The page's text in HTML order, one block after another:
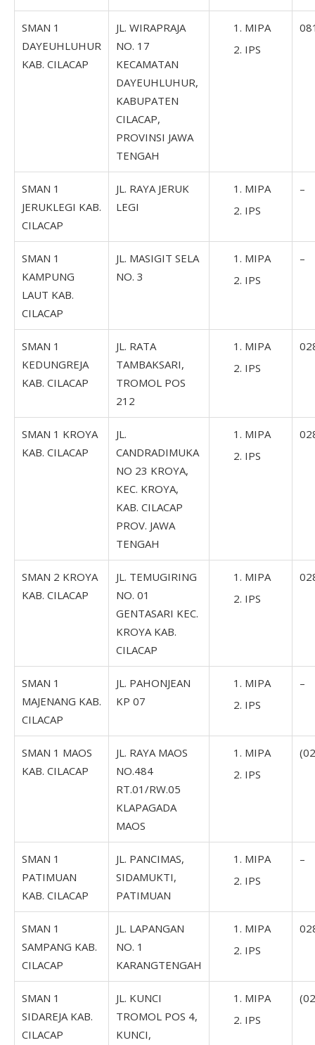
SMAN 1
DAYEUHLUHUR
KAB. CILACAP
JL. WIRAPRAJA
NO. 17
KECAMATAN
DAYEUHLUHUR,
KABUPATEN
CILACAP,
PROVINSI JAWA
TENGAH
MIPA
IPS
SMAN 1
JERUKLEGI KAB.
CILACAP
JL. RAYA JERUK
LEGI
MIPA
IPS
–
SMAN 1
KAMPUNG
LAUT KAB.
CILACAP
JL. MASIGIT SELA
NO. 3
MIPA
IPS
–
SMAN 1
KEDUNGREJA
KAB. CILACAP
JL. RATA
TAMBAKSARI,
TROMOL POS
212
MIPA
IPS
SMAN 1 KROYA
KAB. CILACAP
JL.
CANDRADIMUKA
NO 23 KROYA,
KEC. KROYA,
KAB. CILACAP
PROV. JAWA
TENGAH
MIPA
IPS
SMAN 2 KROYA
KAB. CILACAP
JL. TEMUGIRING
NO. 01
GENTASARI KEC.
KROYA KAB.
CILACAP
MIPA
IPS
SMAN 1
MAJENANG KAB.
CILACAP
JL. PAHONJEAN
KP 07
MIPA
IPS
–
SMAN 1 MAOS
KAB. CILACAP
JL. RAYA MAOS
NO.484
RT.01/RW.05
KLAPAGADA
MAOS
MIPA
IPS
SMAN 1
PATIMUAN
KAB. CILACAP
JL. PANCIMAS,
SIDAMUKTI,
PATIMUAN
MIPA
IPS
–
SMAN 1
SAMPANG KAB.
CILACAP
JL. LAPANGAN
NO. 1
KARANGTENGAH
MIPA
IPS
SMAN 1
SIDAREJA KAB.
CILACAP
JL. KUNCI
TROMOL POS 4,
KUNCI,
MIPA
IPS